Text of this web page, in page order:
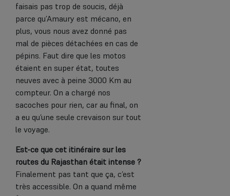
faisais pas trop de soucis, déjà
parce qu’Amaury est mécano, en
plus, vous nous avez donné pas
mal de pièces détachées en cas de
pépins. Faut dire que les motos
étaient en super état, toutes
neuves avec à peine 3000 Km au
compteur. On a chargé nos
sacoches pour rien, car au final, on
a eu qu’une seule crevaison sur tout
le voyage.
Est-ce que cet itinéraire sur les
routes du Rajasthan était intense ?
Finalement pas tant que ça, c’est
très accessible. On a quand même